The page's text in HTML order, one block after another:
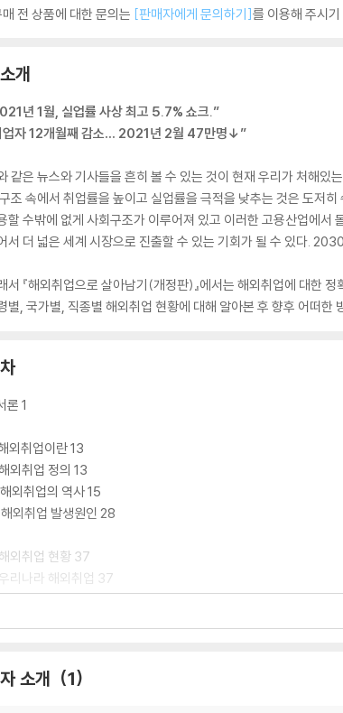
전 상품에 대한 문의는 [판매자에게 문의하기]를 이용해 주시
개
년 1월, 실업률 사상 최고 5.7% 쇼크.”
업자 12개월째 감소… 2021년 2월 47만명↓”
같은 뉴스와 기사들을 흔히 볼 수 있는 것이 현재 우리가 처해
조 속에서 취업률을 높이고 실업률을 극적을 낮추는 것은 도저
할 수밖에 없게 사회구조가 이루어져 있고 이러한 고용산업에서
서 더 넓은 세계 시장으로 진출할 수 있는 기회가 될 수 있다.
서 『해외취업으로 살아남기(개정판)』에서는 해외취업에 대한
별, 국가별, 직종별 해외취업 현황에 대해 알아본 후 향후 어떠
론 1
외취업이란 13
외취업 정의 13
외취업의 역사 15
외취업 발생원인 28
외취업 현황 37
리나라 해외취업 37
가별 해외취업 현황 43
외 취업 방법 58
소개 1